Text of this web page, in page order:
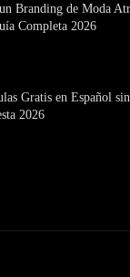
Branding de Moda
Completa 2026
Gratis en Español sin
2026